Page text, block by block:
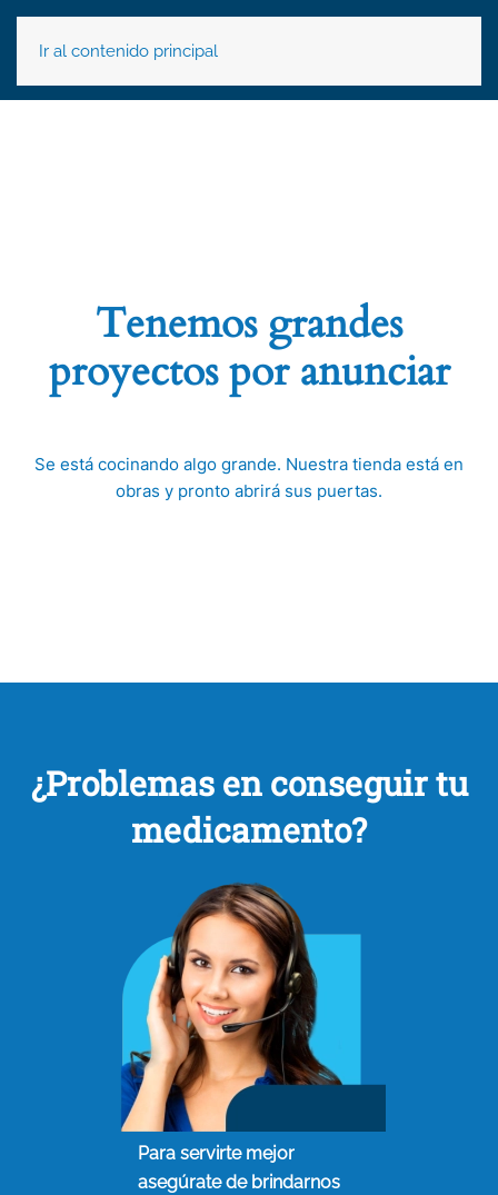
Ir al contenido principal
Tenemos grandes
proyectos por anunciar
Se está cocinando algo grande. Nuestra tienda está en
obras y pronto abrirá sus puertas.
¿Problemas en conseguir tu
medicamento?
Para servirte mejor
asegúrate de brindarnos